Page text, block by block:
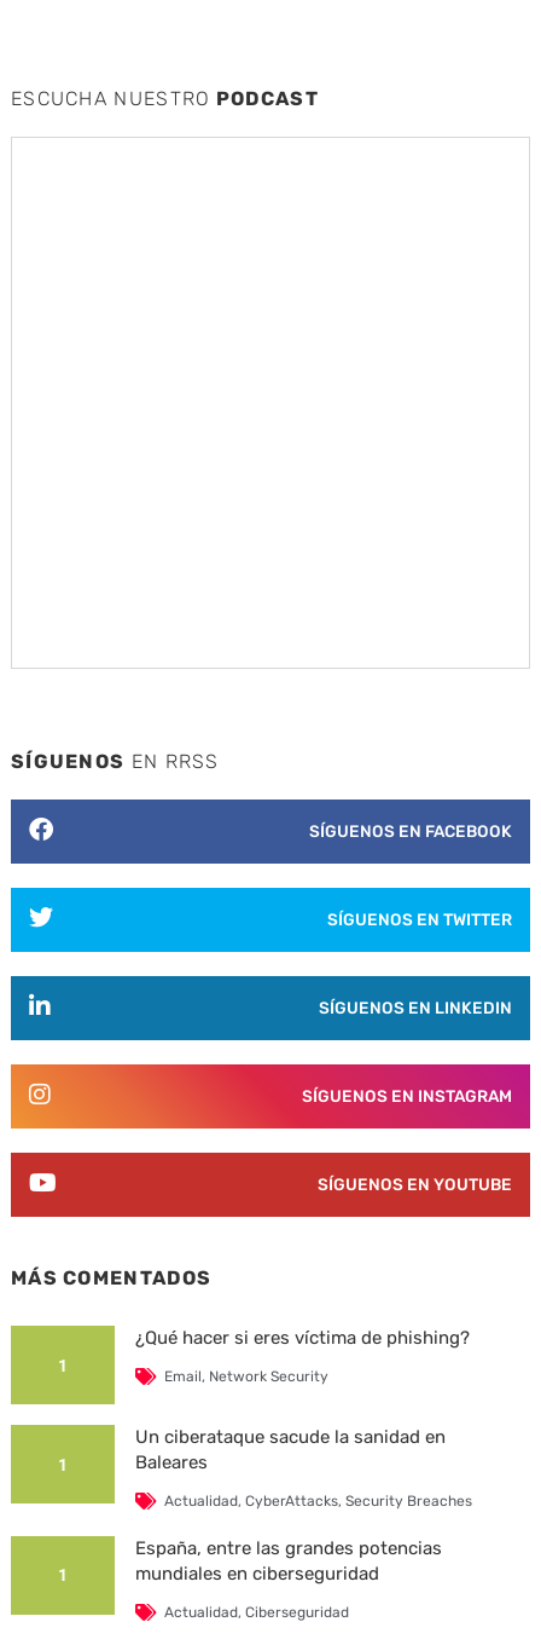
ESCUCHA NUESTRO PODCAST
SÍGUENOS EN RRSS
SÍGUENOS EN FACEBOOK
SÍGUENOS EN TWITTER
SÍGUENOS EN LINKEDIN
SÍGUENOS EN INSTAGRAM
SÍGUENOS EN YOUTUBE
MÁS COMENTADOS
1
¿Qué hacer si eres víctima de phishing?
Email, Network Security
1
Un ciberataque sacude la sanidad en
Baleares
Actualidad,CyberAttacks,Security Breaches
1
España, entre las grandes potencias
mundiales en ciberseguridad
Actualidad,Ciberseguridad